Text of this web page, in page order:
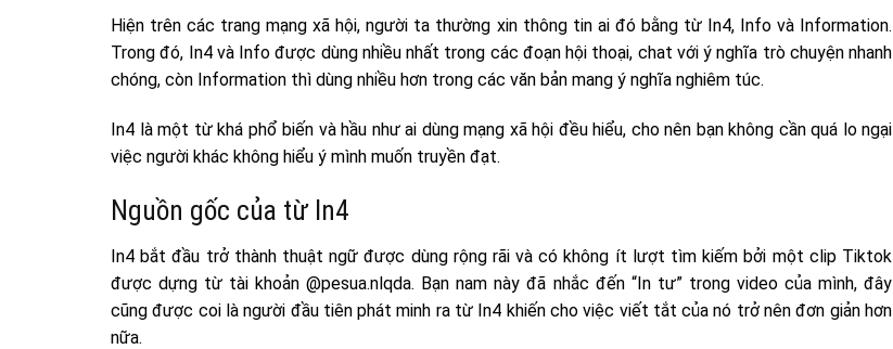
Hiện trên các trang mạng xã hội, người ta thường xin thông tin ai đó bằng từ In4, Info và Information.
Trong đó, In4 và Info được dùng nhiều nhất trong các đoạn hội thoại, chat với ý nghĩa trò chuyện nhanh
chóng, còn Information thì dùng nhiều hơn trong các văn bản mang ý nghĩa nghiêm túc.
In4 là một từ khá phổ biến và hầu như ai dùng mạng xã hội đều hiểu, cho nên bạn không cần quá lo ngại
việc người khác không hiểu ý mình muốn truyền đạt.
Nguồn gốc của từ In4
In4 bắt đầu trở thành thuật ngữ được dùng rộng rãi và có không ít lượt tìm kiếm bởi một clip Tiktok
được dựng từ tài khoản @pesua.nlqda. Bạn nam này đã nhắc đến “In tư” trong video của mình, đây
cũng được coi là người đầu tiên phát minh ra từ In4 khiến cho việc viết tắt của nó trở nên đơn giản hơn
nữa.